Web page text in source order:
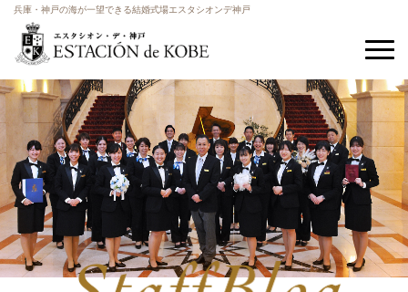
兵庫・神戸の海が一望できる結婚式場エスタシオンデ神戸